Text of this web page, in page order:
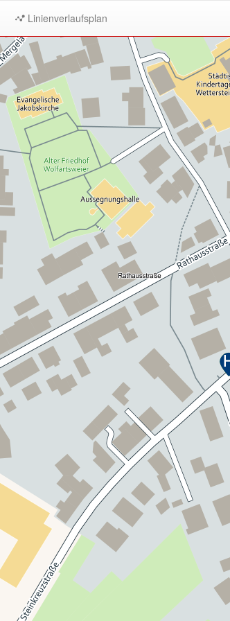
Linienverlaufsplan